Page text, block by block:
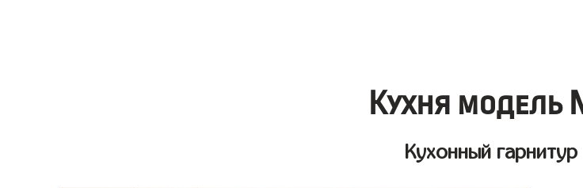
Кухня модель
Кухонный гарнитур